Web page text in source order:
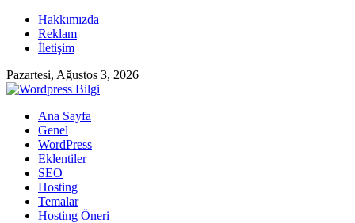
Hakkımızda
Reklam
İletişim
Pazartesi, Ağustos 3, 2026
Ana Sayfa
Genel
WordPress
Eklentiler
SEO
Hosting
Temalar
Hosting Öneri